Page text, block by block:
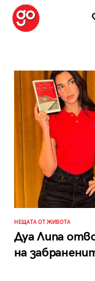
НЕЩАТА ОТ ЖИВОТА
Дуа Липа
на